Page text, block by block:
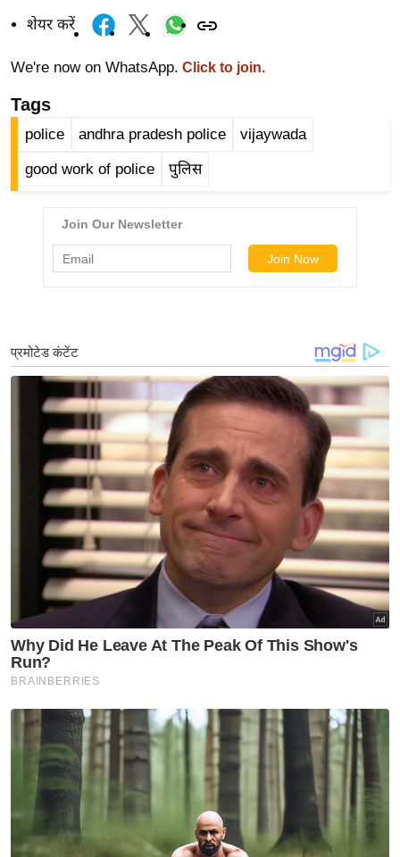
ली
ड
ली
वु
फि
e
a
फ
स्टा
इ
टे
क्नॉ
जी
ब्यू
टी
शेयर करें
We're now on WhatsApp. Click to join.
Tags
police andhra pradesh police vijaywada
good work of police पुलिस